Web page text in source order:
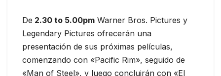
De 2.30 to 5.00pm Warner Bros. Pictures y
Legendary Pictures ofrecerán una
presentación de sus próximas películas,
comenzando con «Pacific Rim», seguido de
«Man of Steel», y luego concluirán con «El